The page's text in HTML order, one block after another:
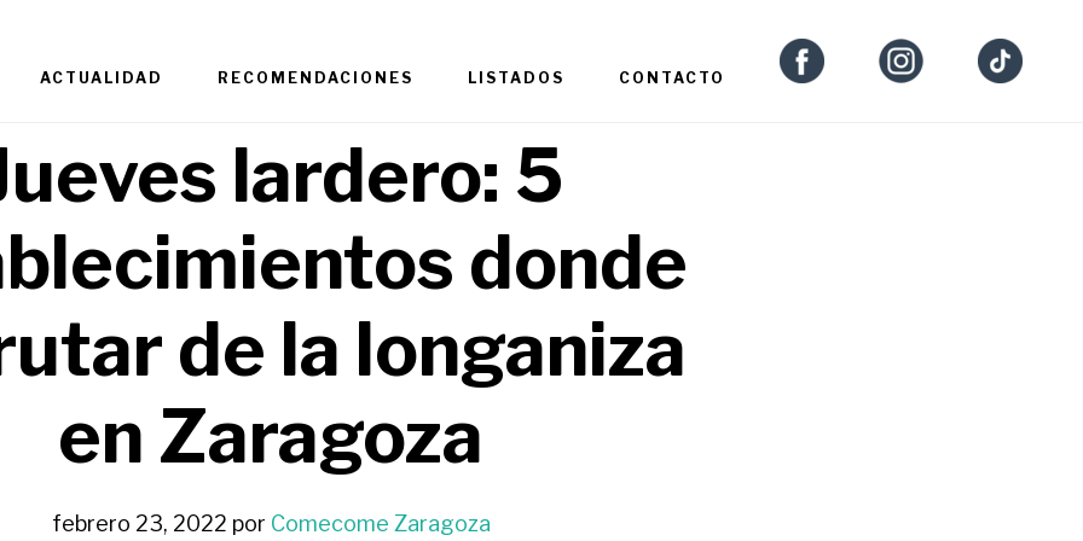
ACTUALIDAD RECOMENDACIONES LISTADOS CONTACTO
lardero: 5
donde
de la longaniza
en Zaragoza
febrero 23, 2022 por Comecome Zaragoza